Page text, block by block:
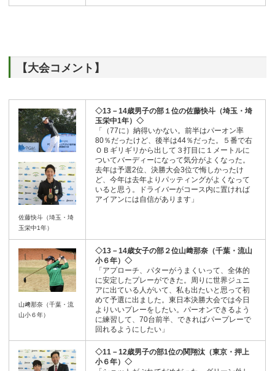
【大会コメント】
佐藤快斗（埼玉・埼
玉栄中1年）
◇13－14歳男子の部１位の佐藤快斗（埼玉・埼
玉栄中1年）◇
「（77に）納得いかない。前半はパーオン率
80％だったけど、後半は44％だった。５番で右
ＯＢギリギリから出して３打目に１メートルに
ついてバーディーになって気分がよくなった。
去年は予選2位、決勝大会3位で悔しかったけ
ど、今年は去年よりパッティングがよくなって
いると思う。ドライバーがコース内に置ければ
アイアンには自信があります」
山﨑那奈（千葉・流
山小６年）
◇13－14歳女子の部２位山﨑那奈（千葉・流山
小６年）◇
「アプローチ、パターがうまくいって、全体的
に安定したプレーができた。周りに世界ジュニ
アに出ている人がいて、私も出たいと思って初
めて予選に出ました。東日本決勝大会では今日
よりいいプレーをしたい。パーオンできるよう
に練習して、70台前半、できればパープレーで
回れるようにしたい」
◇11－12歳男子の部1位の関翔汰（東京・押上
小６年）◇